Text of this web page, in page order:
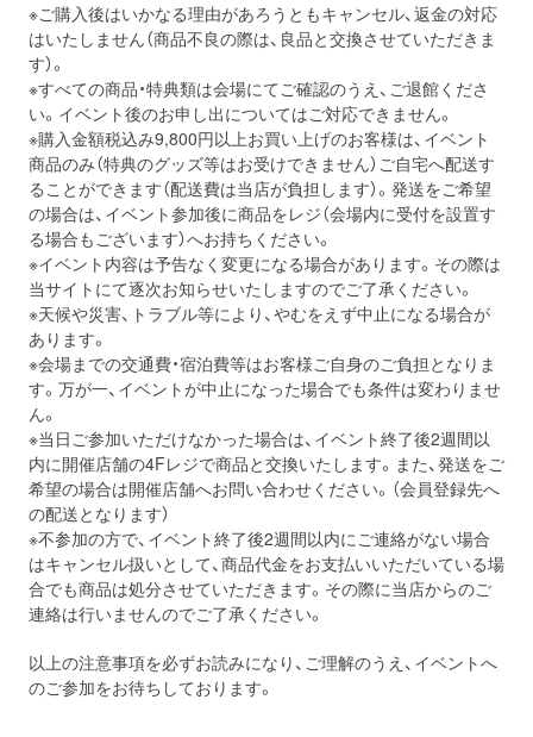
※ご購入後はいかなる理由があろうともキャンセル、返金の対応
はいたしません（商品不良の際は、良品と交換させていただきま
す）。
※すべての商品・特典類は会場にてご確認のうえ、ご退館くださ
い。イベント後のお申し出についてはご対応できません。
※購入金額税込み9,800円以上お買い上げのお客様は、イベント
商品のみ（特典のグッズ等はお受けできません）ご自宅へ配送す
ることができます（配送費は当店が負担します）。発送をご希望
の場合は、イベント参加後に商品をレジ（会場内に受付を設置す
る場合もございます）へお持ちください。
※イベント内容は予告なく変更になる場合があります。その際は
当サイトにて逐次お知らせいたしますのでご了承ください。
※天候や災害、トラブル等により、やむをえず中止になる場合が
あります。
※会場までの交通費・宿泊費等はお客様ご自身のご負担となりま
す。万が一、イベントが中止になった場合でも条件は変わりませ
ん。
※当日ご参加いただけなかった場合は、イベント終了後2週間以
内に開催店舗の4Fレジで商品と交換いたします。また、発送をご
希望の場合は開催店舗へお問い合わせください。（会員登録先へ
の配送となります）
※不参加の方で、イベント終了後2週間以内にご連絡がない場合
はキャンセル扱いとして、商品代金をお支払いいただいている場
合でも商品は処分させていただきます。その際に当店からのご
連絡は行いませんのでご了承ください。
以上の注意事項を必ずお読みになり、ご理解のうえ、イベントへ
のご参加をお待ちしております。